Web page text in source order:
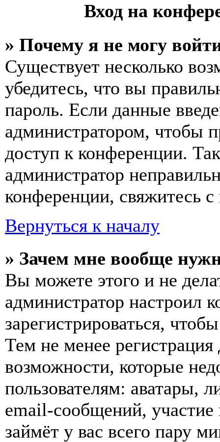
Вход на
» Почему я не могу
Существует несколько
убедитесь, что вы
пароль. Если данные
администратором, чтобы
доступ к конференции.
администратор
конференции, свяжитесь
Вернуться к началу
» Зачем мне вообще
Вы можете этого и не
администратор
зарегистрироваться,
Тем не менее
возможности, которые
пользователям: аватары,
email-сообщений, участие
займёт у вас всего пару